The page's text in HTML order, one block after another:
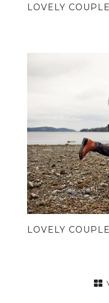
© Copyright Mattgroar /
LOVELY COUPLE
LOVELY COUPLE